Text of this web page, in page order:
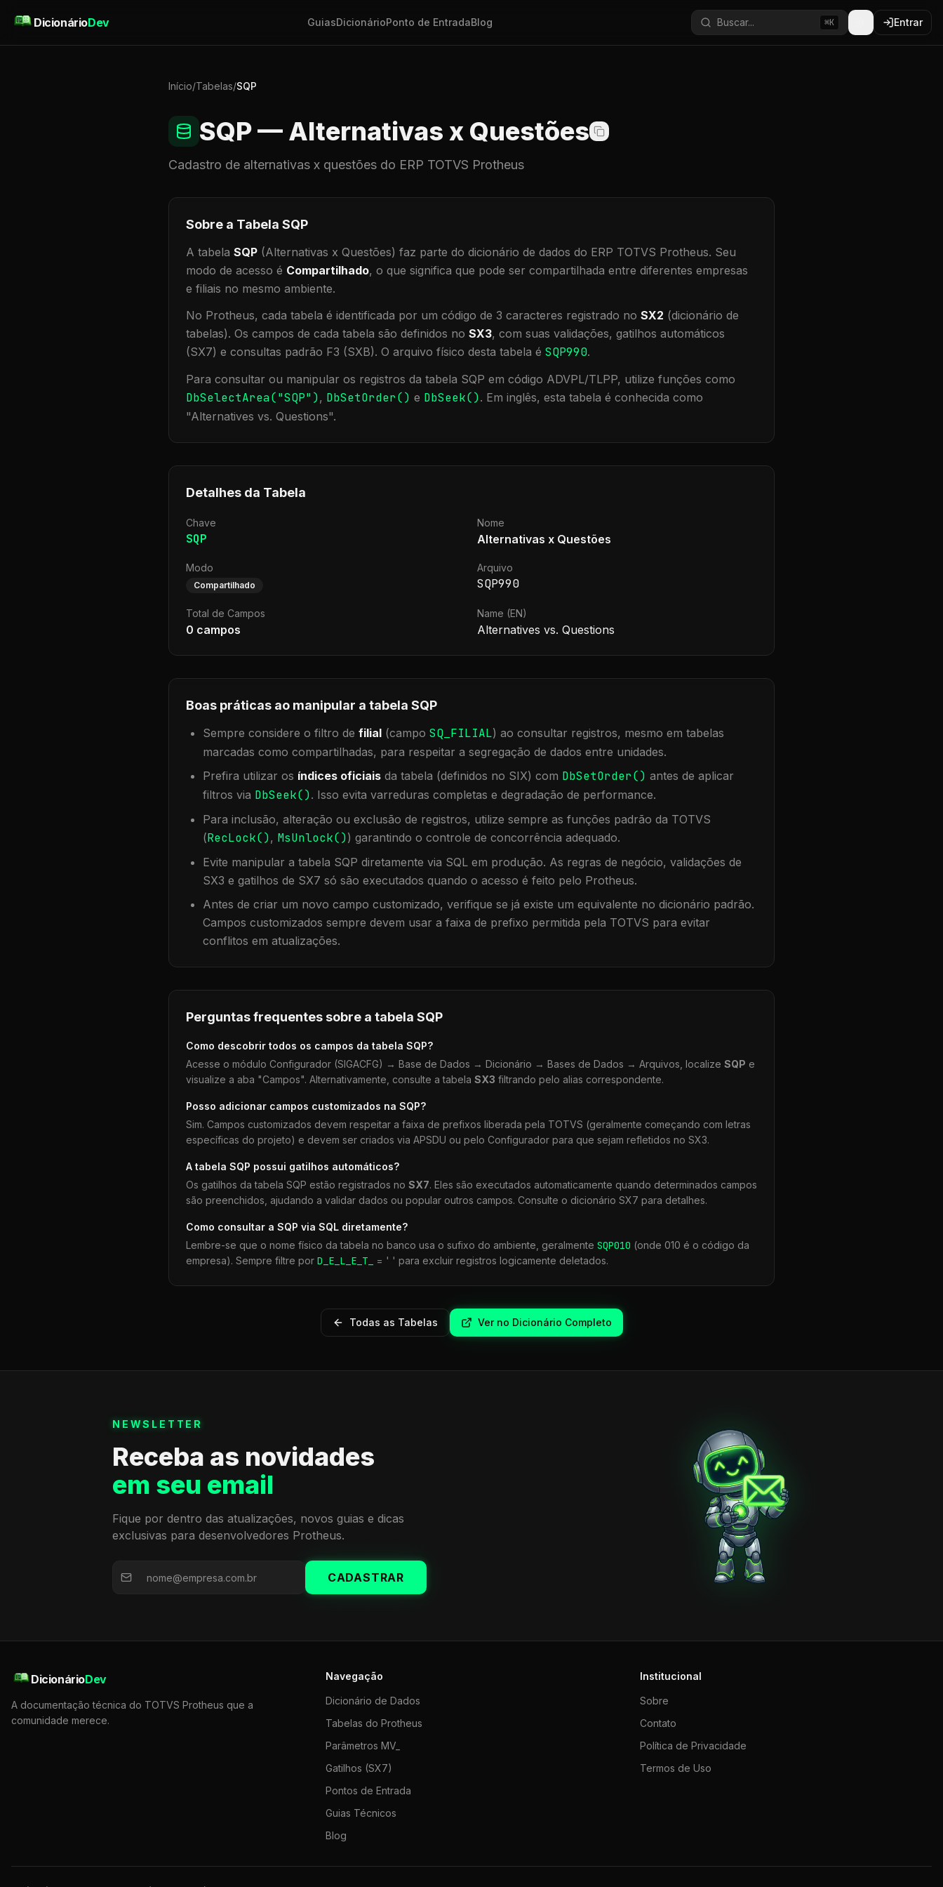
DicionárioDev GuiasDicionárioPonto de EntradaBlog Buscar... ⌘K Entrar
Início/Tabelas/SQP
SQP— Alternativas x Questões
Cadastro de alternativas x questões do ERP TOTVS Protheus
Sobre a Tabela SQP
A tabela SQP (Alternativas x Questões) faz parte do dicionário de dados do ERP TOTVS Protheus. Seu
modo de acesso é Compartilhado, o que significa que pode ser compartilhada entre diferentes empresas
e filiais no mesmo ambiente.
No Protheus, cada tabela é identificada por um código de 3 caracteres registrado no SX2 (dicionário de
tabelas). Os campos de cada tabela são definidos no SX3, com suas validações, gatilhos automáticos
(SX7) e consultas padrão F3 (SXB). O arquivo físico desta tabela é SQP990.
Para consultar ou manipular os registros da tabela SQP em código ADVPL/TLPP, utilize funções como
DbSelectArea("SQP"), DbSetOrder() e DbSeek(). Em inglês, esta tabela é conhecida como
"Alternatives vs. Questions".
Detalhes da Tabela
Chave
SQP
Nome
Alternativas x Questões
Modo
Compartilhado
Arquivo
SQP990
Total de Campos
0 campos
Name (EN)
Alternatives vs. Questions
Boas práticas ao manipular a tabela SQP
Sempre considere o filtro de filial (campo SQ_FILIAL) ao consultar registros, mesmo em tabelas
marcadas como compartilhadas, para respeitar a segregação de dados entre unidades.
Prefira utilizar os índices oficiais da tabela (definidos no SIX) com DbSetOrder() antes de aplicar
filtros via DbSeek(). Isso evita varreduras completas e degradação de performance.
Para inclusão, alteração ou exclusão de registros, utilize sempre as funções padrão da TOTVS
(RecLock(), MsUnlock()) garantindo o controle de concorrência adequado.
Evite manipular a tabela SQP diretamente via SQL em produção. As regras de negócio, validações de
SX3 e gatilhos de SX7 só são executados quando o acesso é feito pelo Protheus.
Antes de criar um novo campo customizado, verifique se já existe um equivalente no dicionário padrão.
Campos customizados sempre devem usar a faixa de prefixo permitida pela TOTVS para evitar
conflitos em atualizações.
Perguntas frequentes sobre a tabela SQP
Como descobrir todos os campos da tabela SQP?
Acesse o módulo Configurador (SIGACFG) → Base de Dados → Dicionário → Bases de Dados → Arquivos, localize SQP e
visualize a aba "Campos". Alternativamente, consulte a tabela SX3 filtrando pelo alias correspondente.
Posso adicionar campos customizados na SQP?
Sim. Campos customizados devem respeitar a faixa de prefixos liberada pela TOTVS (geralmente começando com letras
específicas do projeto) e devem ser criados via APSDU ou pelo Configurador para que sejam refletidos no SX3.
A tabela SQP possui gatilhos automáticos?
Os gatilhos da tabela SQP estão registrados no SX7. Eles são executados automaticamente quando determinados campos
são preenchidos, ajudando a validar dados ou popular outros campos. Consulte o dicionário SX7 para detalhes.
Como consultar a SQP via SQL diretamente?
Lembre-se que o nome físico da tabela no banco usa o sufixo do ambiente, geralmente SQP010 (onde 010 é o código da
empresa). Sempre filtre por D_E_L_E_T_ = ' ' para excluir registros logicamente deletados.
Todas as Tabelas Ver no Dicionário Completo
NEWSLETTER
Receba as novidades
em seu email
Fique por dentro das atualizações, novos guias e dicas
exclusivas para desenvolvedores Protheus.
CADASTRAR
DicionárioDev
A documentação técnica do TOTVS Protheus que a
comunidade merece.
Navegação
Dicionário de Dados
Tabelas do Protheus
Parâmetros MV_
Gatilhos (SX7)
Pontos de Entrada
Guias Técnicos
Blog
Institucional
Sobre
Contato
Política de Privacidade
Termos de Uso